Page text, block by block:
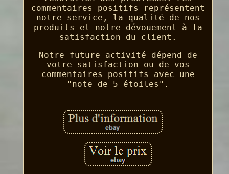
commentaires positifs représentent
notre service, la qualité de nos
produits et notre dévouement à la
satisfaction du client.
Notre future activité dépend de
votre satisfaction ou de vos
commentaires positifs avec une
"note de 5 étoiles".